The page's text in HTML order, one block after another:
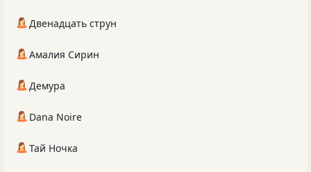
Двенадцать струн
Амалия Сирин
Демура
Dana Noire
Тай Ночка